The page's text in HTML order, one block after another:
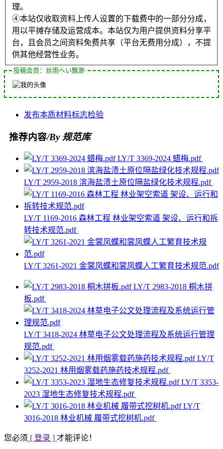
理。
④本站仅收取资料上传人设置的下载费中的一部分分成，
用以平摊存储及运营成本。本站仅为用户提供资料分享平
台，且会员之间资料免费共享（平台无费用分成），不提
供其他经营性业务。
投稿会员：丝雨へい飘渺
发布本质材料标志检验
推荐内容/By 规范库
LY/T 3369-2024 蜡梅.pdf
LY/T 2959-2018 滨海盐渍土原位隔盐绿化技术规程.pdf
LY/T 1169-2016 森林工程 林业架空索道 架设、运行和拆
转技术规范.pdf
LY/T 3261-2021 金裳凤蝶和裳凤蝶人工繁育技术规范.pdf
LY/T 2983-2018 桐木拼
板.pdf
LY/T 3418-2024 林草电子公文处理流程及系统运行管理
规范.pdf
LY/T
3252-2021 林用烟雾载药施药技术规程.pdf
LY/T 3353-
2023 湿地生态修复技术规程.pdf
LY/T
3016-2018 林业机械 履带式挖树机.pdf
您必须 [ 登录 ] 才能评论！